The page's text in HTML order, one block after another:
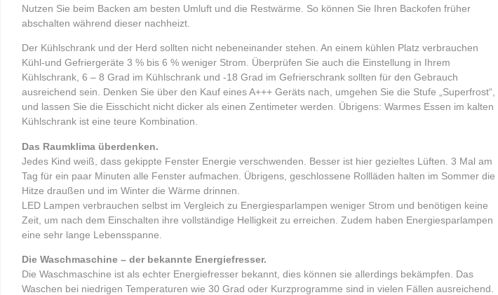
Nutzen Sie beim Backen am besten Umluft und die Restwärme. So können Sie Ihren Backofen früher
abschalten während dieser nachheizt.
Der Kühlschrank und der Herd sollten nicht nebeneinander stehen. An einem kühlen Platz verbrauchen
Kühl-und Gefriergeräte 3 % bis 6 % weniger Strom. Überprüfen Sie auch die Einstellung in Ihrem
Kühlschrank, 6 – 8 Grad im Kühlschrank und -18 Grad im Gefrierschrank sollten für den Gebrauch
ausreichend sein. Denken Sie über den Kauf eines A+++ Geräts nach, umgehen Sie die Stufe „Superfrost“,
und lassen Sie die Eisschicht nicht dicker als einen Zentimeter werden. Übrigens: Warmes Essen im kalten
Kühlschrank ist eine teure Kombination.
Das Raumklima überdenken.
Jedes Kind weiß, dass gekippte Fenster Energie verschwenden. Besser ist hier gezieltes Lüften. 3 Mal am
Tag für ein paar Minuten alle Fenster aufmachen. Übrigens, geschlossene Rollläden halten im Sommer die
Hitze draußen und im Winter die Wärme drinnen.
LED Lampen verbrauchen selbst im Vergleich zu Energiesparlampen weniger Strom und benötigen keine
Zeit, um nach dem Einschalten ihre vollständige Helligkeit zu erreichen. Zudem haben Energiesparlampen
eine sehr lange Lebensspanne.
Die Waschmaschine – der bekannte Energiefresser.
Die Waschmaschine ist als echter Energiefresser bekannt, dies können sie allerdings bekämpfen. Das
Waschen bei niedrigen Temperaturen wie 30 Grad oder Kurzprogramme sind in vielen Fällen ausreichend.